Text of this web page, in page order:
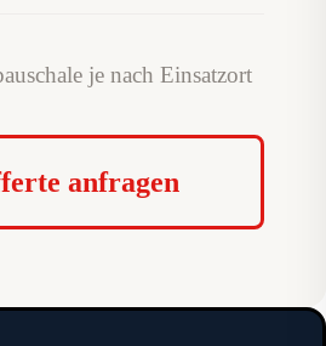
je nach Einsatzort
anfragen